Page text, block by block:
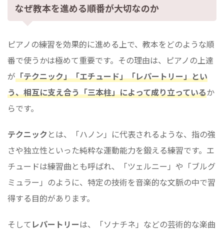
なぜ教本を進める順番が大切なのか
ピアノの練習を効果的に進める上で、教本をどのような順
番で使うかは極めて重要です。その理由は、ピアノの上達
が「テクニック」「エチュード」「レパートリー」とい
う、相互に支え合う「三本柱」によって成り立っているか
らです。
テクニック とは、「ハノン」に代表されるような、指の強
さや独立性といった純粋な運動能力を鍛える練習です。エ
チュードは練習曲とも呼ばれ、「ツェルニー」や「ブルグ
ミュラー」のように、特定の技術を音楽的な文脈の中で習
得する目的があります。
そして レパートリーは、「ソナチネ」などの芸術的な楽曲